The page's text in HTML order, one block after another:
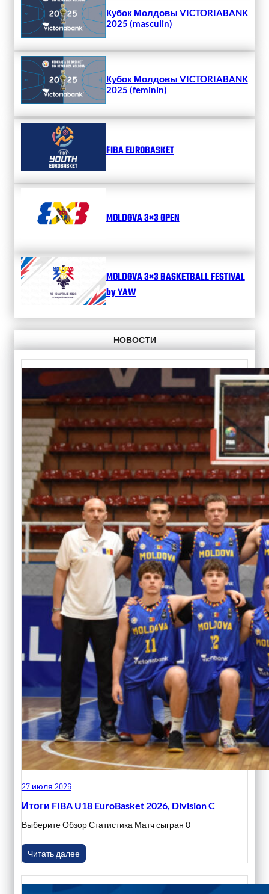
Кубок Молдовы VICTORIABANK
2025 (masculin)
Кубок Молдовы VICTORIABANK
2025 (feminin)
FIBA EUROBASKET
MOLDOVA 3×3 OPEN
MOLDOVA 3×3 BASKETBALL FESTIVAL
by YAW
НОВОСТИ
27 июля 2026
Итоги FIBA U18 EuroBasket 2026, Division C
Выберите Обзор Статистика Матч сыгран 0
Читать далее